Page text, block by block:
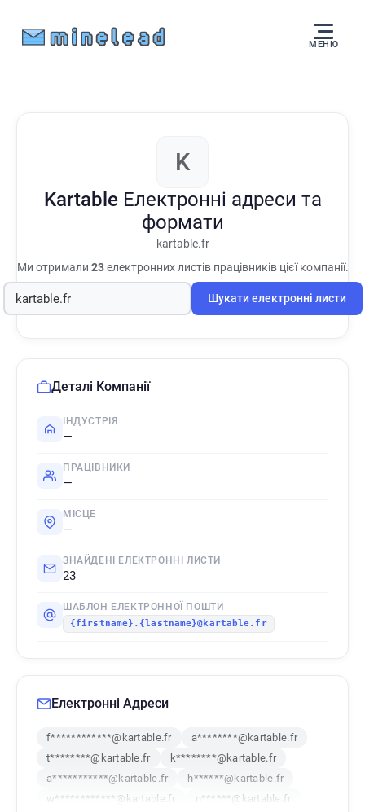
МЕНЮ
K
Kartable Електронні адреси та
формати
kartable.fr
Ми отримали 23електронних листів працівників цієї компанії.
Шукати електронні листи
Деталі Компанії
ІНДУСТРІЯ
—
ПРАЦІВНИКИ
—
МІСЦЕ
—
ЗНАЙДЕНІ ЕЛЕКТРОННІ ЛИСТИ
23
ШАБЛОН ЕЛЕКТРОННОЇ ПОШТИ
{firstname}.{lastname}@kartable.fr
Електронні Адреси
f************@kartable.fr
a********@kartable.fr
t********@kartable.fr
k********@kartable.fr
a***********@kartable.fr
h******@kartable.fr
w************@kartable.fr
n******@kartable.fr